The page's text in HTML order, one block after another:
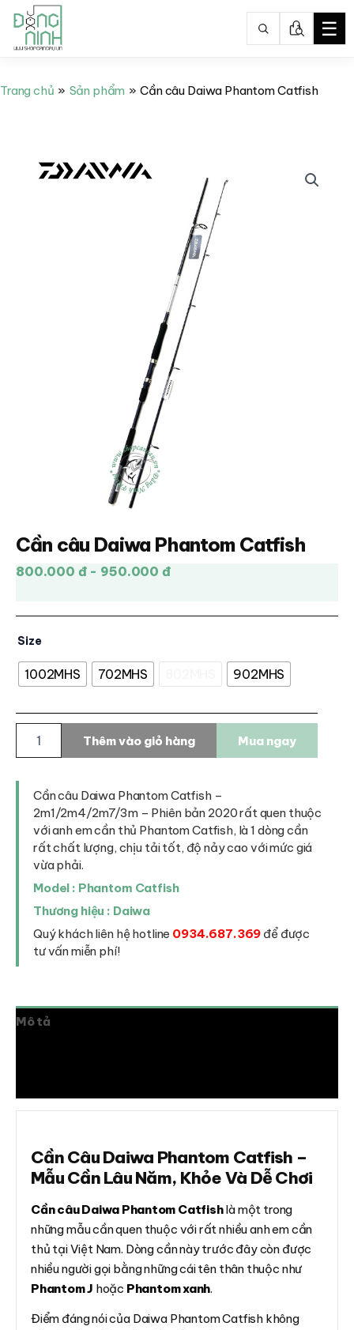
tới
☰
Trang chủ Sản phẩm Cần câu Daiwa Phantom Catfish
Cần câu Daiwa Phantom Catfish
800.000 đ - 950.000 đ
Size
1002MHS 702MHS 902MHS
Daiwa
Phantom
Catfish
lượng
Thêm vào giỏ hàng Mua ngay
Cần câu Daiwa Phantom Catfish –
2m1/2m4/2m7/3m – Phiên bản 2020 rất quen thuộc
với anh em cần thủ Phantom Catfish, là 1 dòng cần
rất chất lượng, chịu tải tốt, độ nảy cao với mức giá
vừa phải.
Model : Phantom Catfish
Thương hiệu : Daiwa
Quý khách liên hệ hotline 0934.687.369 để được
tư vấn miễn phí!
Mô tả
Cần Câu Daiwa Phantom Catfish –
Mẫu Cần Lâu Năm, Khỏe Và Dễ Chơi
Cần câu Daiwa Phantom Catfishlà một trong
những mẫu cần quen thuộc với rất nhiều anh em cần
thủ tại Việt Nam. Dòng cần này trước đây còn được
nhiều người gọi bằng những cái tên thân thuộc như
Phantom J hoặc Phantom xanh.
Điểm đáng nói của Daiwa Phantom Catfish không